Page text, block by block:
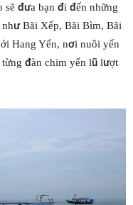
sẽ đưa bạn đi đến những
Bãi Xếp, Bãi Bìm, Bãi
Hang Yến, nơi nuôi yến
từng đàn chim yến lũ lượt